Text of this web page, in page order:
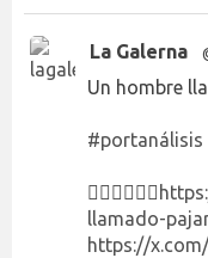
La Galerna
Un hombre
#portanálisis
👉🏻👉🏻👉🏻
llamado-
https://